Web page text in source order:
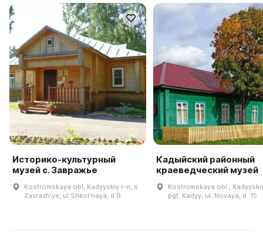
Историко-культурный
музей с. Завражье
Kostromskaya obl, Kadyyskiy r-n, s
Zavrazhʹye, ul Shkolʹnaya, d 9
Кадыйский районный
краеведческий музей
Kostromskaya obl.,
pgt. Kadyy, ul. Novaya, d. 15